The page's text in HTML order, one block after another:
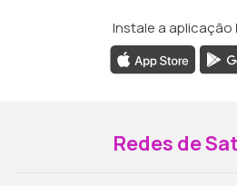
Instale a aplicação
Redes de